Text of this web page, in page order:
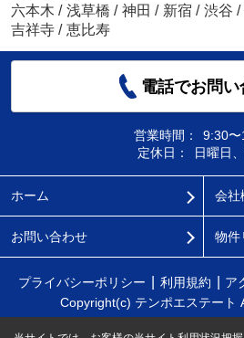
六本木 / 浅草橋 / 神田 / 新宿 / 渋谷 /
吉祥寺 / 恵比寿
電話でお問い
営業時間：
9:30
定休日：
日曜日
ホーム 会社
お問い合わせ 物件
プライバシーポリシー 利用規約 ア
Copyright(c) テンポエステート